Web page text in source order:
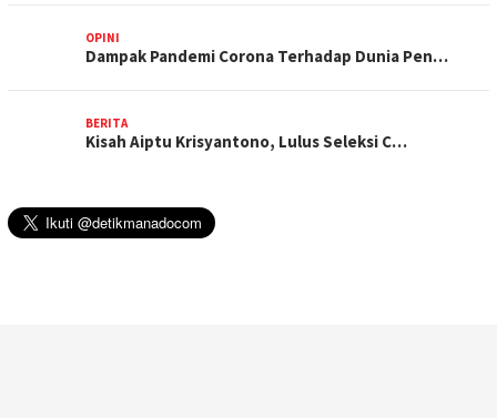
OPINI
Dampak Pandemi Corona Terhadap Dunia Pen…
BERITA
Kisah Aiptu Krisyantono, Lulus Seleksi C…